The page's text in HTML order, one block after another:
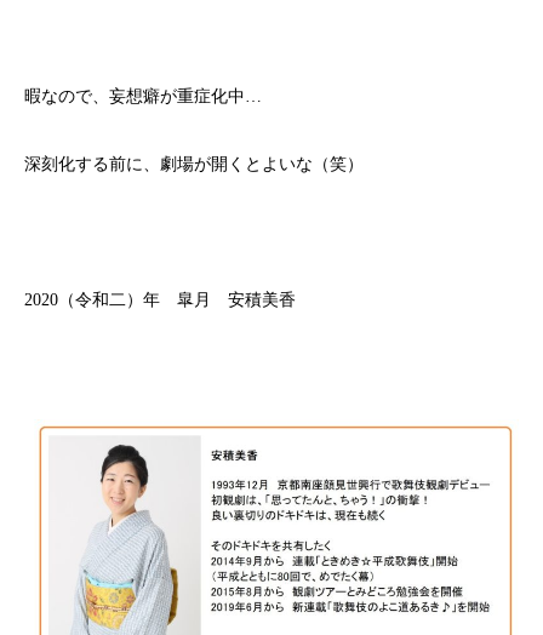
暇なので、妄想癖が重症化中…
深刻化する前に、劇場が開くとよいな（笑）
2020（令和二）年 皐月 安積美香